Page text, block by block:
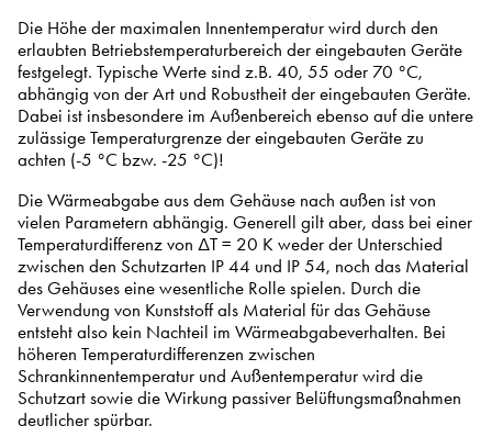
Die Höhe der maximalen Innentemperatur wird durch den
erlaubten Betriebstemperaturbereich der eingebauten Geräte
festgelegt. Typische Werte sind z.B. 40, 55 oder 70 °C,
abhängig von der Art und Robustheit der eingebauten Geräte.
Dabei ist insbesondere im Außenbereich ebenso auf die untere
zulässige Temperaturgrenze der eingebauten Geräte zu
achten (-5 °C bzw. -25 °C)!
Die Wärmeabgabe aus dem Gehäuse nach außen ist von
vielen Parametern abhängig. Generell gilt aber, dass bei einer
Temperaturdifferenz von ΔT = 20 K weder der Unterschied
zwischen den Schutzarten IP 44 und IP 54, noch das Material
des Gehäuses eine wesentliche Rolle spielen. Durch die
Verwendung von Kunststoff als Material für das Gehäuse
entsteht also kein Nachteil im Wärmeabgabeverhalten. Bei
höheren Temperaturdifferenzen zwischen
Schrankinnentemperatur und Außentemperatur wird die
Schutzart sowie die Wirkung passiver Belüftungsmaßnahmen
deutlicher spürbar.